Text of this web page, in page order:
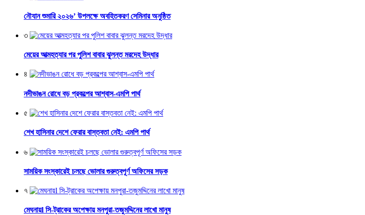
নৌযান শুমারি ২০২৬’ উপলক্ষে অবহিতকরণ সেমিনার অনুষ্ঠিত
৩
মেয়ের আত্মহত্যার পর পুলিশ বাবার ঝুলন্ত মরদেহ উদ্ধার
৪
নদীভাঙন রোধে বড় প্রকল্পের আশ্বাস-এমপি পার্থ
৫
শেখ হাসিনার দেশে ফেরার বাস্তবতা নেই: এমপি পার্থ
৬
সাময়িক সংস্কারেই চলছে ভোলার গুরুত্বপূর্ণ অফিসের সড়ক
৭
মেঘনায়l সি-ট্রাকের অপেক্ষায় মনপুরা-তজুমদ্দিনের লাখো মানুষ